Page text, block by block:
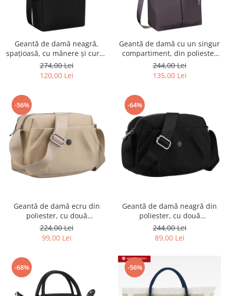
Geantă de damă neagră,
spațioasă, cu mânere și curea
detașabilă - Peterson PTR-PTN
CTY-17-2263 BLAC
274,00 Lei
120,00 Lei
Geantă de damă cu un singur
compartiment, din poliester
gri, cu curea detașabilă și
reglabilă - Peterson PTR-PTN
CTY-19-2362 GRAY
244,00 Lei
135,00 Lei
-56%
Geantă de damă ecru din
poliester, cu două
compartimente și buzunar
exterior - Peterson PTR-PTN
CTY-23-2553 ECRU
224,00 Lei
99,00 Lei
-64%
Geantă de damă neagră din
poliester, cu două
compartimente și buzunar
exterior - Peterson PTR-PTN
CTY-23-2546 BLAC
244,00 Lei
89,00 Lei
-68% -56%